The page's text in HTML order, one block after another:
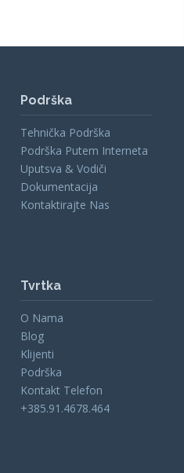
Podrška
Tehnička Podrška
Podrška Putem Interneta
Uputsva & Vodiči
Dokumentacija
Kontaktirajte Nas
Tvrtka
O Nama
Blog
Klijenti
Podrška
Kontakt Telefon
+385.91.4678.464